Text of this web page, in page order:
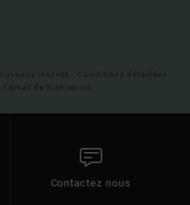
inscrits - Conditions détaillées
l'email de bienvenue
Contactez nous